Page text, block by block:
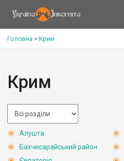
Головна > Крим
Крим
Алушта
Бахчисарайський район